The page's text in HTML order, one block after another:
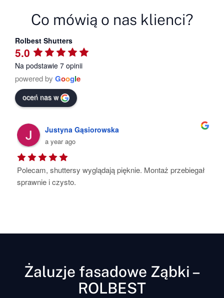
Co mówią o nas klienci?
Rolbest Shutters
5.0
Na podstawie 7 opinii
powered by Google
oceń nas w
Kat Ho-Su
a year ago
Pełen profesjonalizm , dbałość o każdy nawet
najmniejszy szczegół .Shuttersy są piękne , bardzo
Żaluzje fasadowe Ząbki –
ROLBEST